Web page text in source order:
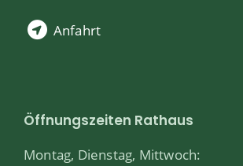
Anfahrt
Öffnungszeiten Rathaus
Montag, Dienstag, Mittwoch: